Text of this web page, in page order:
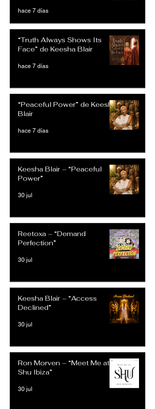
hace 7 días
“Truth Always Shows Its
Face” de Keesha Blair
hace 7 días
“Peaceful Power” de Keesha
Blair
hace 7 días
Keesha Blair – “Peaceful
Power”
30 jul
Reetoxa – “Demand
Perfection”
30 jul
Keesha Blair – “Access
Declined”
30 jul
Ron Morven – “Meet Me at
Shu Ibiza”
30 jul